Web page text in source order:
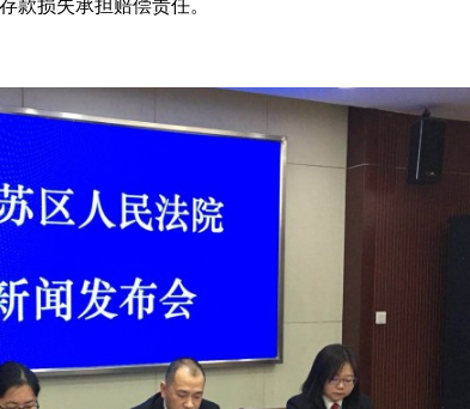
款损失承担赔偿责任。